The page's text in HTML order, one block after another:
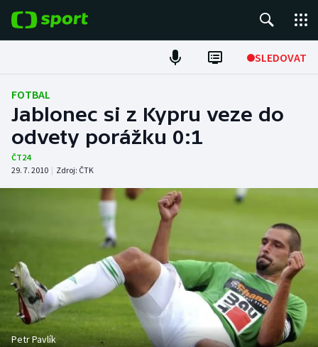
SLEDOVAT
Fotbal
Hokej
Tenis
Atletika
DALŠÍ SPORTY
Americký fotbal
Baseball a softbal
NEPŘEHLÉDNĚTE
Soutěže
FOTBAL
Jablonec si z Kypru veze do
odvety porážku 0:1
ČT24
29. 7. 2010 | Zdroj: ČTK
Petr Pavlík